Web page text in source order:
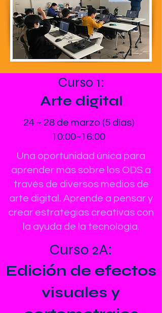
Curso 1:
Arte digital
24 ~ 28 de marzo (5 días)
10:00~16:00
Una oportunidad única para
aprender más sobre los ODS a
través de diversos medios de
arte digital. Aprende a pensar y
crear estrategias creativas con
la ayuda de la tecnología.
Curso 2A:
Edición de efectos
visuales y